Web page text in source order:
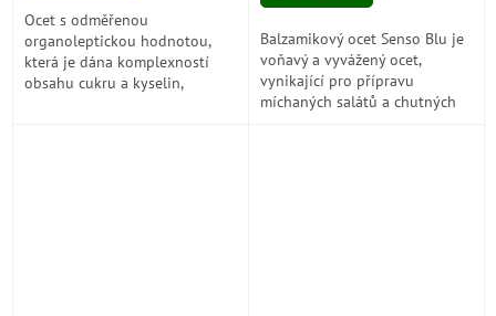
Ocet s odměřenou
organoleptickou hodnotou,
která je dána komplexností
obsahu cukru a kyselin,
Balzamikový ocet Senso Blu je
voňavý a vyvážený ocet,
vynikající pro přípravu
míchaných salátů a chutných